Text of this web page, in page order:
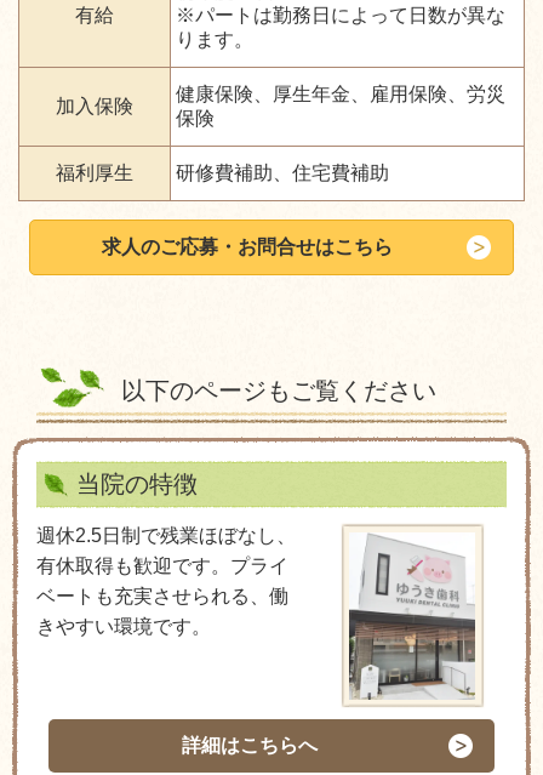
有給
※パートは勤務日によって日数が異な
ります。
加入保険
健康保険、厚生年金、雇用保険、労災
保険
福利厚生 研修費補助、住宅費補助
求人のご応募・お問合せはこちら
以下のページもご覧ください
当院の特徴
週休2.5日制で残業ほぼなし、
有休取得も歓迎です。プライ
ベートも充実させられる、働
きやすい環境です。
詳細はこちらへ